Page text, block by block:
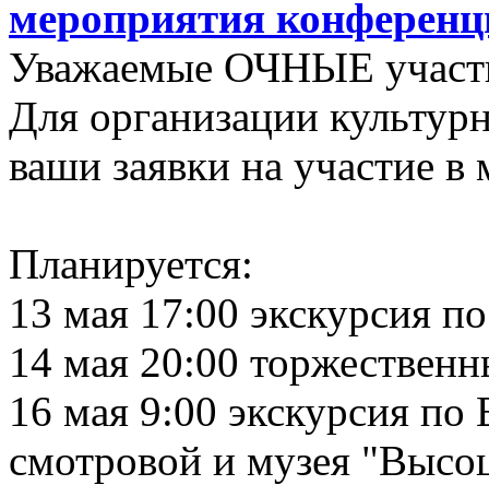
мероприятия
Уважаемые ОЧНЫЕ
Для организации
ваши заявки на участие в
Планируется:
13 мая 17:00 экскурсия
14 мая 20:00
16 мая 9:00 экскурсия
смотровой и музея